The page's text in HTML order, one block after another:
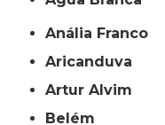
Anália Franco
Aricanduva
Artur Alvim
Belém